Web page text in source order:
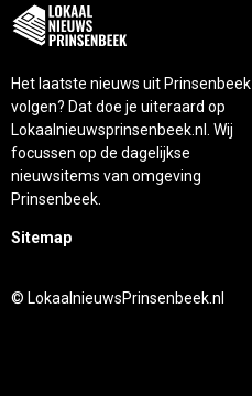
Het laatste nieuws uit Prinsenbeek
volgen? Dat doe je uiteraard op
Lokaalnieuwsprinsenbeek.nl. Wij
focussen op de dagelijkse
nieuwsitems van omgeving
Prinsenbeek.
Sitemap
© LokaalnieuwsPrinsenbeek.nl